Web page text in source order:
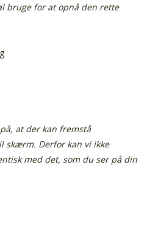
bruge for at opnå den rette
at der kan fremstå
skærm. Derfor kan vi ikke
med det, som du ser på din